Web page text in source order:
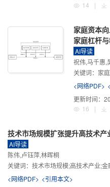
14
|
家庭资本
家庭杠杆
AI导读
祝伟,马千惠,
关键词： 家
<网络PDF>
更新时间：
16
|
技术市场规模扩张提升高技术
AI导读
陈伟,卢钰萍,林晖桐
关键词： 技术市场规模;高技术产业;
<网络PDF> <引用本文>